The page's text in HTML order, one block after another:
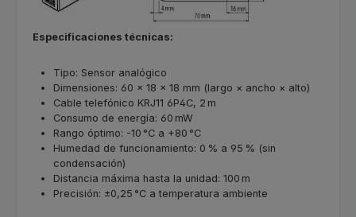
Especificaciones técnicas:
Tipo: Sensor analógico
Dimensiones: 60 × 18 × 18 mm (largo × ancho × alto)
Cable telefónico KRJ11 6P4C, 2 m
Consumo de energía: 60 mW
Rango óptimo: -10 °C a +80 °C
Humedad de funcionamiento: 0 % a 95 % (sin
condensación)
Distancia máxima hasta la unidad: 100 m
Precisión: ±0,25 °C a temperatura ambiente